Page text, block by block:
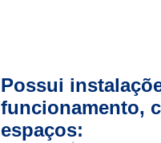
Possui
funcionamento,
espaços: